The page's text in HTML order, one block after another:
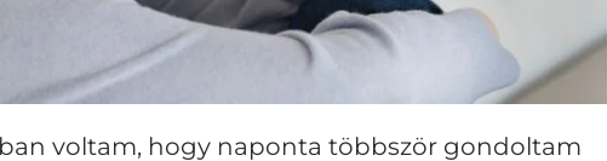
voltam, hogy naponta többször gondoltam